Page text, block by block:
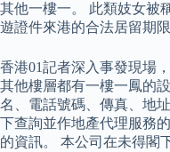
其他一樓一。 此類妓女被
遊證件來港的合法居留期限
香港01記者深入事發現場
其他樓層都有一樓一鳳的
名、電話號碼、傳真、地
下查詢並作地產代理服務
的資訊。 本公司在未得閣